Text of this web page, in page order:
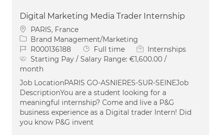
Digital Marketing Media Trader Internship
Location
PARIS, France
Category
Brand Management/Marketing
Job IdR000136188 Job Type
Full time
Internships
Starting Pay / Salary Range: €1,600.00 /
month
Job LocationPARIS GO-ASNIERES-SUR-SEINEJob
DescriptionYou are a student looking for a
meaningful internship? Come and live a P&G
business experience as a Digital trader Intern! Did
you know P&G invent